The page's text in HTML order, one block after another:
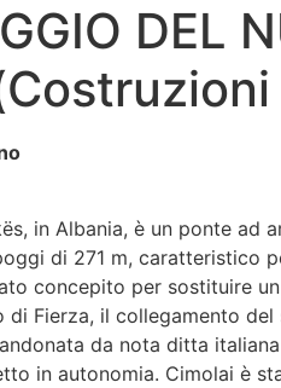
DEL
in Albania, è un ponte
di 271 m, caratteristico
concepito per sostituire
di Fierza, il collegamento
da nota ditta
in autonomia. Cimolai è